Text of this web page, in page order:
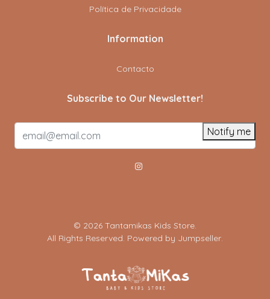
Política de Privacidade
Information
Contacto
Subscribe to Our Newsletter!
Notify me
© 2026 Tantamikas Kids Store.
All Rights Reserved. Powered by Jumpseller.